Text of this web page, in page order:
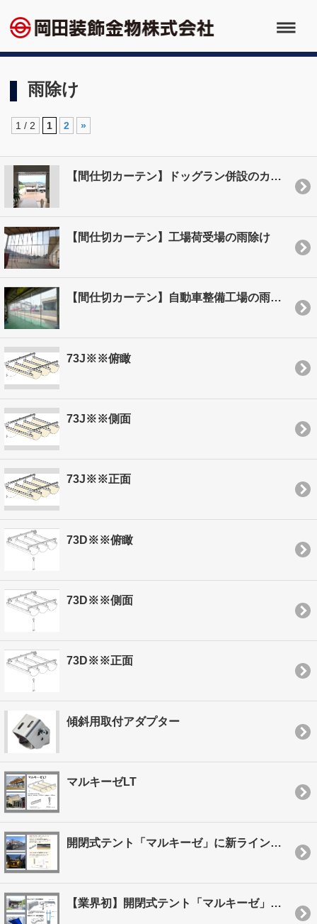
雨除け
1 / 2 1 2 »
【間仕切カーテン】ドッグラン併設のカフェの開口部に
【間仕切カーテン】工場荷受場の雨除け
【間仕切カーテン】自動車整備工場の雨風除け
73J※※俯瞰
73J※※側面
73J※※正面
73D※※俯瞰
73D※※側面
73D※※正面
傾斜用取付アダプター
マルキーゼLT
開閉式テント「マルキーゼ」に新ラインナップ登場！益々便利に！
【業界初】開閉式テント「マルキーゼ」に新部材登場！